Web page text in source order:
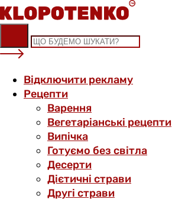
Skip
to
content
Відключити рекламу
Рецепти
Варення
Вегетаріанські рецепти
Випічка
Готуємо без світла
Десерти
Дієтичні страви
Другі страви